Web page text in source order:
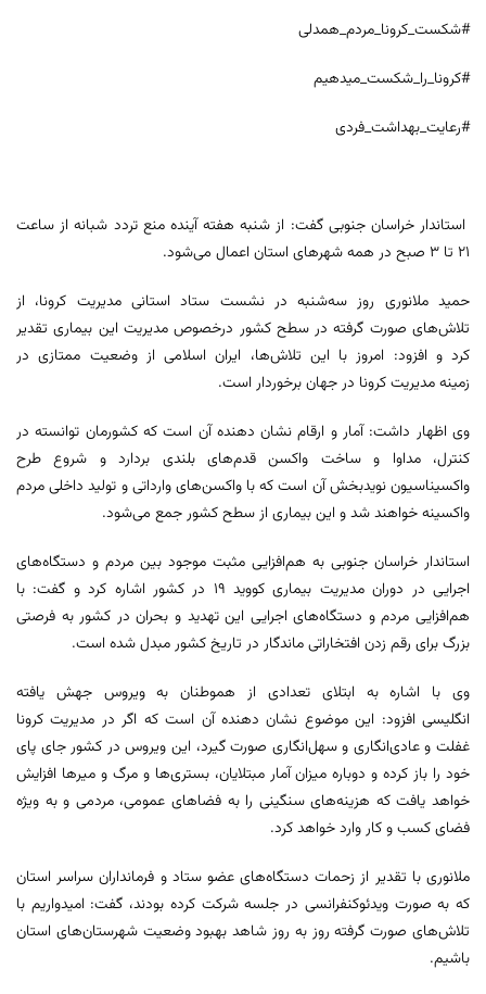
#شکست_کرونا_مردم_همدلی
#کرونا_را_شکست_میدهیم
#رعایت_بهداشت_فردی
استاندار خراسان جنوبی گفت: از شنبه هفته آینده منع تردد شبانه از ساعت
۲۱ تا ۳ صبح در همه شهرهای استان اعمال می‌شود.
حمید ملانوری روز سه‌شنبه در نشست ستاد استانی مدیریت کرونا، از
تلاش‌های صورت گرفته در سطح کشور درخصوص مدیریت این بیماری تقدیر
کرد و افزود: امروز با این تلاش‌ها، ایران اسلامی از وضعیت ممتازی در
زمینه مدیریت کرونا در جهان برخوردار است.
وی اظهار داشت: آمار و ارقام نشان دهنده آن است که کشورمان توانسته در
کنترل، مداوا و ساخت واکسن قدم‌های بلندی بردارد و شروع طرح
واکسیناسیون نویدبخش آن است که با واکسن‌های وارداتی و تولید داخلی مردم
واکسینه خواهند شد و این بیماری از سطح کشور جمع می‌شود.
استاندار خراسان جنوبی به هم‌افزایی مثبت موجود بین مردم و دستگاه‌های
اجرایی در دوران مدیریت بیماری کووید ۱۹ در کشور اشاره کرد و گفت: با
هم‌افزایی مردم و دستگاه‌های اجرایی این تهدید و بحران در کشور به فرصتی
بزرگ برای رقم زدن افتخاراتی ماندگار در تاریخ کشور مبدل شده است.
وی با اشاره به ابتلای تعدادی از هموطنان به ویروس جهش یافته
انگلیسی افزود: این موضوع نشان دهنده آن است که اگر در مدیریت کرونا
غفلت و عادی‌انگاری و سهل‌انگاری صورت گیرد، این ویروس در کشور جای پای
خود را باز کرده و دوباره میزان آمار مبتلایان، بستری‌ها و مرگ و میرها افزایش
خواهد یافت که هزینه‌های سنگینی را به فضاهای عمومی، مردمی و به ویژه
فضای کسب و کار وارد خواهد کرد.
ملانوری با تقدیر از زحمات دستگاه‌های عضو ستاد و فرمانداران سراسر استان
که به صورت ویدئوکنفرانسی در جلسه شرکت کرده بودند، گفت: امیدواریم با
تلاش‌های صورت گرفته روز به روز شاهد بهبود وضعیت شهرستان‌های استان
باشیم.